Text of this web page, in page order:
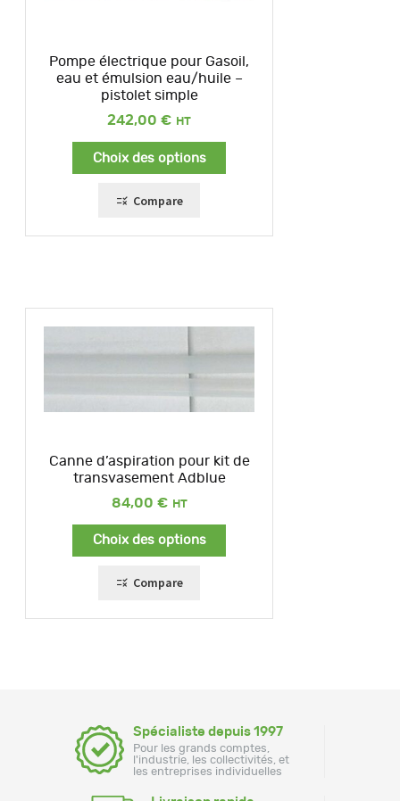
Pompe électrique pour Gasoil,
eau et émulsion eau/huile –
pistolet simple
242,00 €
Choix des options
Compare
Canne d’aspiration pour kit de
transvasement Adblue
84,00 €
Choix des options
Compare
Spécialiste depuis 1997
Pour les grands comptes,
l'industrie, les collectivités, et
les entreprises individuelles